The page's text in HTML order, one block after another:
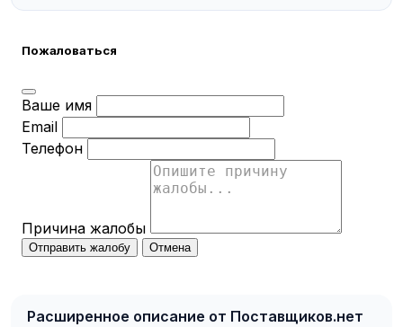
Пожаловаться
Ваше имя
Email
Телефон
Причина жалобы
Отправить жалобу Отмена
Расширенное описание от Поставщиков.нет